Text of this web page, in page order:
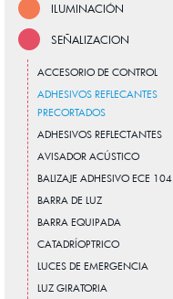
ILUMINACIÓN
SEÑALIZACION
ACCESORIO DE CONTROL
ADHESIVOS REFLECANTES
PRECORTADOS
ADHESIVOS REFLECTANTES
AVISADOR ACÚSTICO
BALIZAJE ADHESIVO ECE 104
BARRA DE LUZ
BARRA EQUIPADA
CATADRÍOPTRICO
LUCES DE EMERGENCIA
LUZ GIRATORIA